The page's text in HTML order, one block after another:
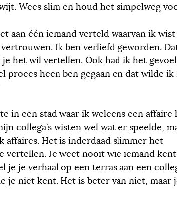
Wees slim en houd het simpelweg
aan één iemand verteld waarvan ik
Ik ben verliefd geworden.
het wil vertellen. Ook had ik het
proces heen ben gegaan en dat wilde ik
in een stad waar ik weleens een affaire
collega’s wisten wel wat er speelde,
affaires. Het is inderdaad slimmer het
vertellen. Je weet nooit wie iemand
je je verhaal op een terras aan een
je niet kent. Het is beter van niet, maar